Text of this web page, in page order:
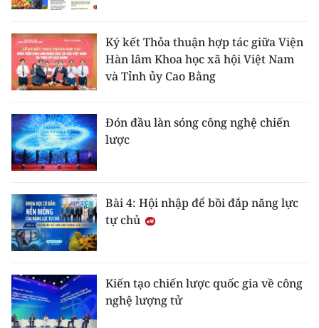
Ký kết Thỏa thuận hợp tác giữa Viện
Hàn lâm Khoa học xã hội Việt Nam
và Tỉnh ủy Cao Bằng
Đón đầu làn sóng công nghệ chiến
lược
Bài 4: Hội nhập để bồi đắp năng lực
tự chủ
Kiến tạo chiến lược quốc gia về công
nghệ lượng tử